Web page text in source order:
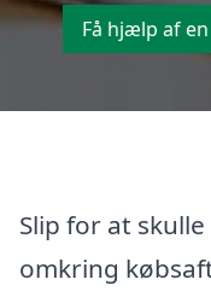
Få hjælp af
Slip for at
omkring